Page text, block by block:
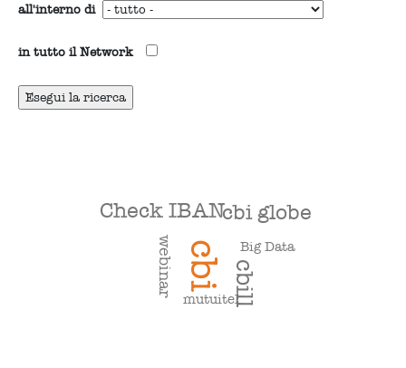
all'interno di
in tutto il Network
cbi cbill
cbi globe
Check IBAN
webinar
mutuitel
Big Data